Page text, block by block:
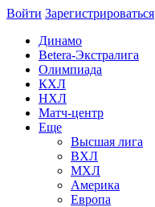
Войти Зарегиcтрироваться
Динамо
Betera-Экстралига
Олимпиада
КХЛ
НХЛ
Матч-центр
Еще
Высшая лига
ВХЛ
МХЛ
Америка
Европа